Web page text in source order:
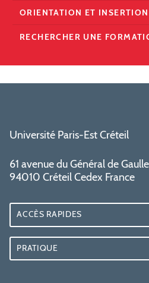
ORIENTATION ET
RECHERCHER UNE
Université Paris-Est Créteil
61 avenue du Général de Gaulle
94010 Créteil Cedex France
ACCÈS RAPIDES
PRATIQUE